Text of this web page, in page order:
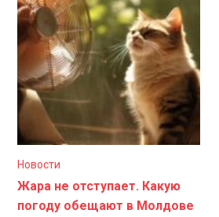
Новости
Жара не отступает. Какую
погоду обещают в Молдове